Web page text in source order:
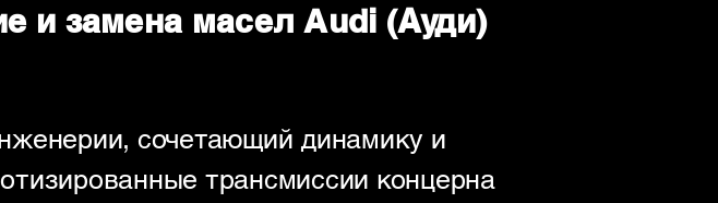
и замена масел Audi (Ауди)
сочетающий динамику и
трансмиссии концерна